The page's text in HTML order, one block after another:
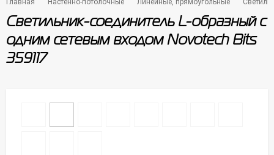
Светильник-соединитель L-образный с
одним сетевым входом Novotech Bits
359117